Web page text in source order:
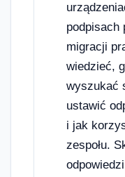
podpisach
migracji
wiedzieć,
wyszukać
ustawić
i jak
zespołu.